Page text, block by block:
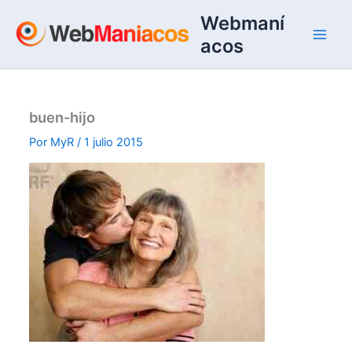
contenido
Webmaní
acos
buen-hijo
Por MyR/1 julio 2015